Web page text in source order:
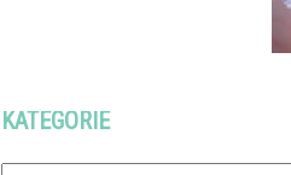
KATEGORIE
Kategorie